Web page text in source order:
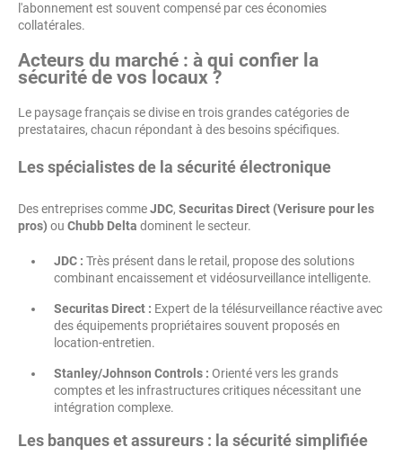
l'abonnement est souvent compensé par ces économies
collatérales.
Acteurs du marché : à qui confier la
sécurité de vos locaux ?
Le paysage français se divise en trois grandes catégories de
prestataires, chacun répondant à des besoins spécifiques.
Les spécialistes de la sécurité électronique
Des entreprises commeJDC, Securitas Direct (Verisure pour les
pros) ou Chubb Delta dominent le secteur.
JDC : Très présent dans le retail, propose des solutions
combinant encaissement et vidéosurveillance intelligente.
Securitas Direct : Expert de la télésurveillance réactive avec
des équipements propriétaires souvent proposés en
location-entretien.
Stanley/Johnson Controls : Orienté vers les grands
comptes et les infrastructures critiques nécessitant une
intégration complexe.
Les banques et assureurs : la sécurité simplifiée